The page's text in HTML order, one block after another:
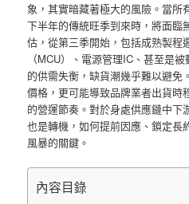
象，其實暗藏著極大的風險。當所
下半年的傳統旺季到來時，將面臨
估，從第三季開始，包括成熟製程
（MCU）、電源管理IC、甚至是
的供需失衡，缺貨潮幾乎難以避免
價格，更可能導致品牌業者出貨時
的營運節奏。對於身處供應鏈中下
也是轉機，如何提前因應、鎖定長
風暴的關鍵。
內容目錄